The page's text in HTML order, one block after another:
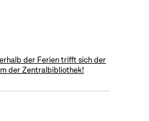
der Ferien trifft sich der
der Zentralbibliothek!